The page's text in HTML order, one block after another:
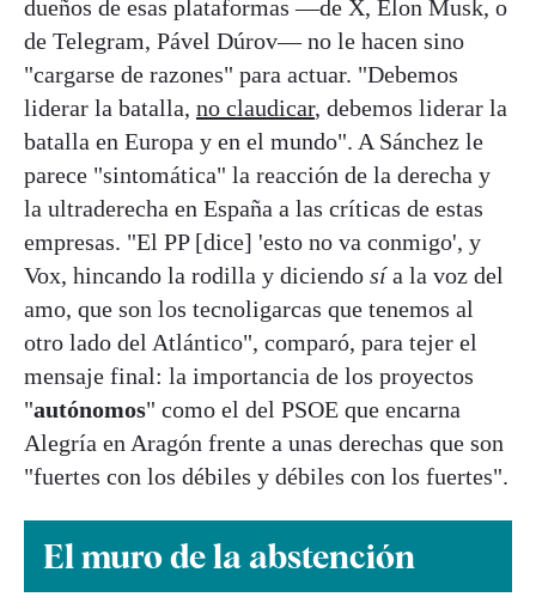
dueños de esas plataformas —de X, Elon Musk, o
de Telegram, Pável Dúrov— no le hacen sino
"cargarse de razones" para actuar. "Debemos
liderar la batalla, no claudicar, debemos liderar la
batalla en Europa y en el mundo". A Sánchez le
parece "sintomática" la reacción de la derecha y
la ultraderecha en España a las críticas de estas
empresas. "El PP [dice] 'esto no va conmigo', y
Vox, hincando la rodilla y diciendo sía la voz del
amo, que son los tecnoligarcas que tenemos al
otro lado del Atlántico", comparó, para tejer el
mensaje final: la importancia de los proyectos
"autónomos" como el del PSOE que encarna
Alegría en Aragón frente a unas derechas que son
"fuertes con los débiles y débiles con los fuertes".
El muro de la abstención